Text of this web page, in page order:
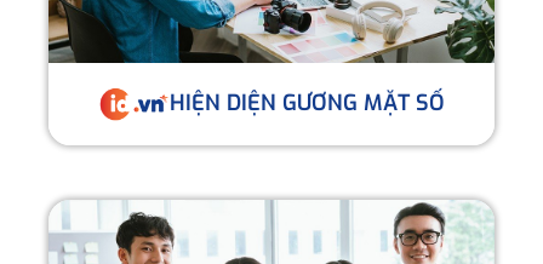
HIỆN DIỆN GƯƠNG MẶT SỐ